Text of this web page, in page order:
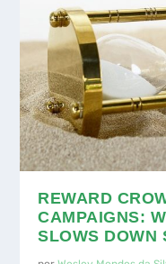
REWARD
CAMPAIGNS:
SLOWS DOWN